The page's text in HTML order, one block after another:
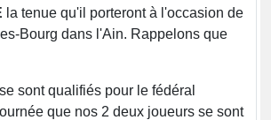
la tenue qu'il porteront à l'occasion de
Bourg dans l'Ain. Rappelons que
sont qualifiés pour le fédéral
que nos 2 deux joueurs se sont